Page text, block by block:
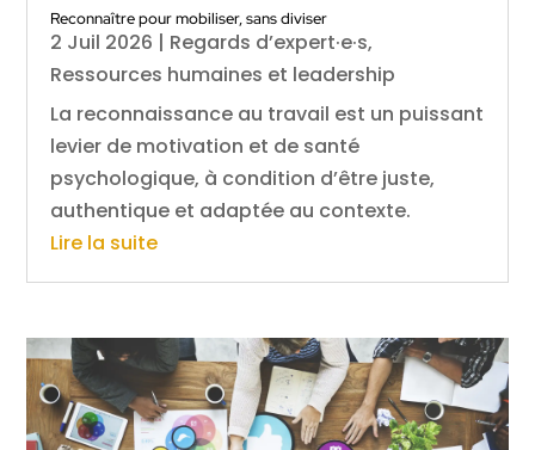
Reconnaître pour mobiliser, sans diviser
2 Juil 2026 | Regards d’expert·e·s,
Ressources humaines et leadership
La reconnaissance au travail est un puissant
levier de motivation et de santé
psychologique, à condition d’être juste,
authentique et adaptée au contexte.
Lire la suite